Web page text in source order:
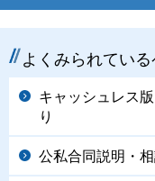
よくみられてい
キャッシュレス
り
公私合同説明・